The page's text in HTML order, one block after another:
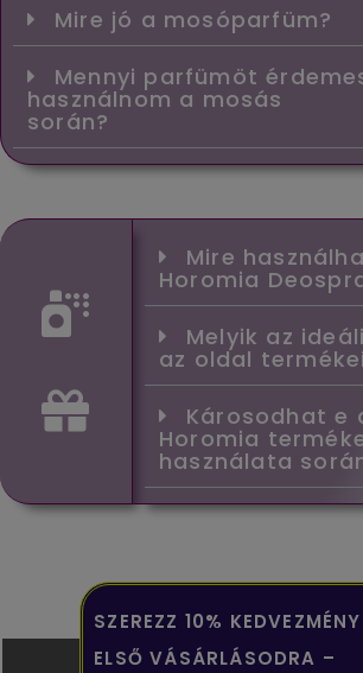
Mire jó a mosóparfüm?
Mennyi parfümöt
használnom a mosás
során?
Mire
Horomia
Melyik az
az oldal
Károsodhat e
Horomia
használata
SZEREZZ 10%
ELSŐ VÁSÁRLÁSODRA –